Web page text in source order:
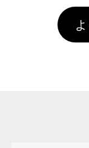
頂い
ク
害な
お
し
通常
引
場
い。